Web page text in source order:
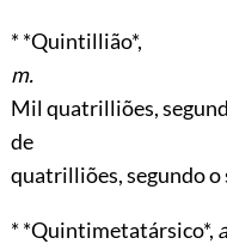
* *Quintillião*,
m.
Mil quatrilliões,
de
quatrilliões, segundo o
* *Quintimetatársico*,